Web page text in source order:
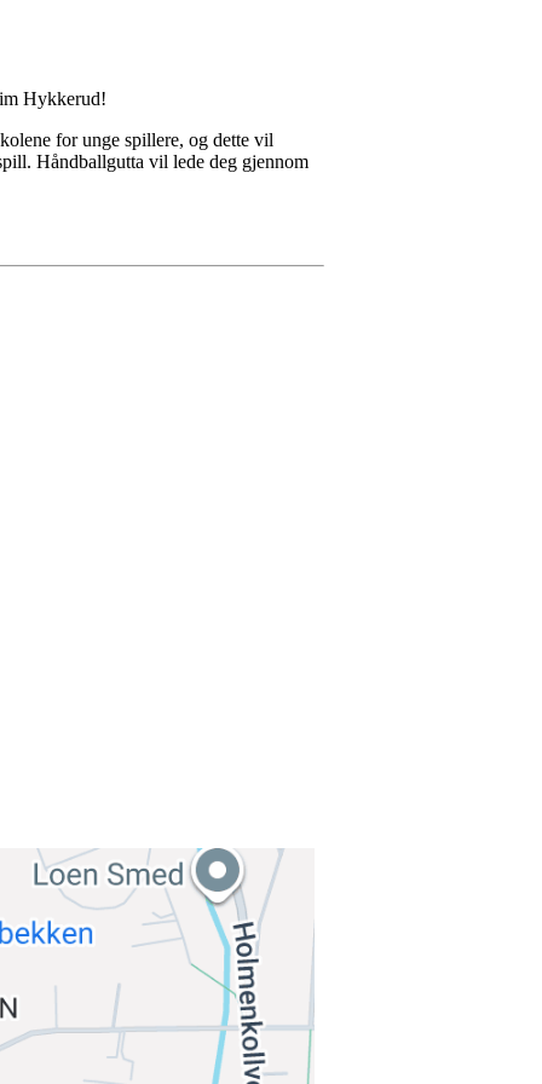
Hykkerud!
for unge spillere, og dette vil
Håndballgutta vil lede deg gjennom